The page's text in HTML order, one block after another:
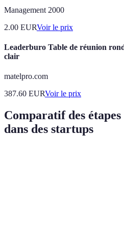
Management 2000
2.00 EURVoir le prix
Leaderburo Table de réunion
clair
matelpro.com
387.60 EURVoir le prix
Comparatif des
dans des startups